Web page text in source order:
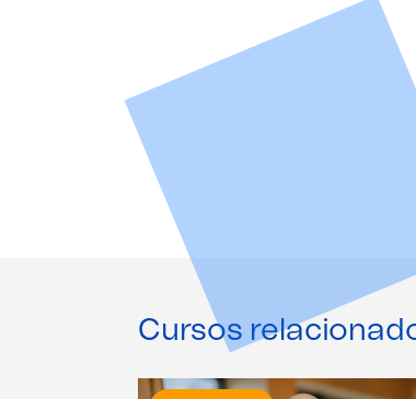
Cursos